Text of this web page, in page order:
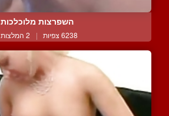
השפרצות מלוכלכות
6238 צפיות | 2 המלצות